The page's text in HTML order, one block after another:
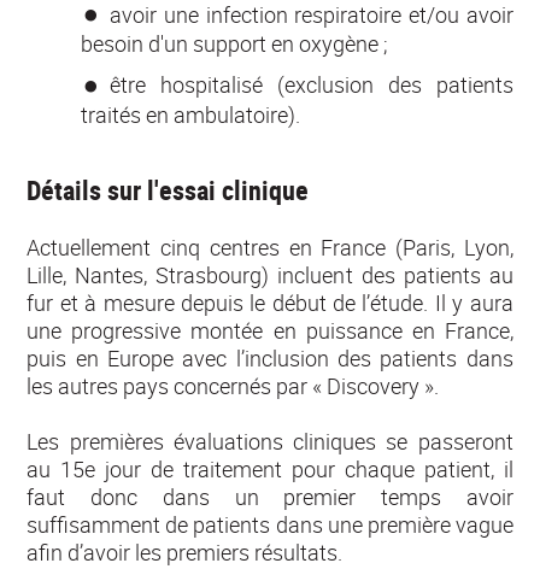
avoir une infection respiratoire et/ou avoir
besoin d'un support en oxygène ;
être hospitalisé (exclusion des patients
traités en ambulatoire).
Détails sur l'essai clinique
Actuellement cinq centres en France (Paris, Lyon,
Lille, Nantes, Strasbourg) incluent des patients au
fur et à mesure depuis le début de l’étude. Il y aura
une progressive montée en puissance en France,
puis en Europe avec l’inclusion des patients dans
les autres pays concernés par « Discovery ».
Les premières évaluations cliniques se passeront
au 15e jour de traitement pour chaque patient, il
faut donc dans un premier temps avoir
suffisamment de patients dans une première vague
afin d’avoir les premiers résultats.